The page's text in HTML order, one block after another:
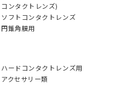
コンタクトレンズ)
ソフトコンタクトレンズ
円錐角膜用
ハードコンタクトレンズ用
アクセサリー類